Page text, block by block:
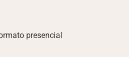
presencial